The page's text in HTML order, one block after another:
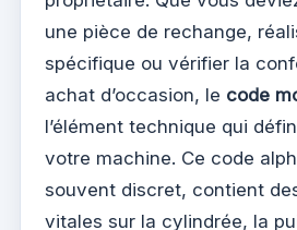
une pièce de rechange,
spécifique ou vérifier la
achat d’occasion, le code
l’élément technique qui
votre machine. Ce code
souvent discret, contient
vitales sur la cylindrée, la